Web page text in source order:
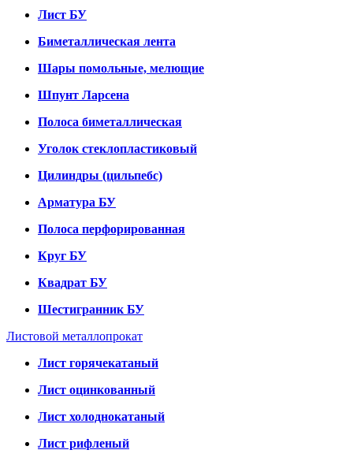
Лист БУ
Биметаллическая лента
Шары помольные, мелющие
Шпунт Ларсена
Полоса биметаллическая
Уголок стеклопластиковый
Цилиндры (цильпебс)
Арматура БУ
Полоса перфорированная
Круг БУ
Квадрат БУ
Шестигранник БУ
Листовой металлопрокат
Лист горячекатаный
Лист оцинкованный
Лист холоднокатаный
Лист рифленый